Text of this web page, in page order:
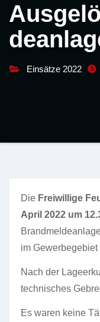
Einsätze 2022
Die Freiwillige
April 2022 um
im Gewerbegebiet
Nach der
technisches
Es waren keine